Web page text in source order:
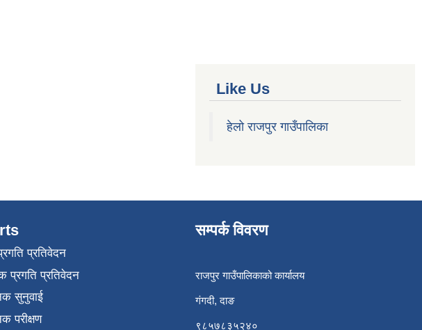
Like Us
हेलो राजपुर गाउँपालिका
प्रतिवेदन
प्रगति प्रतिवेदन
सुनुवाई
परीक्षण
सम्पर्क विवरण
राजपुर गाउँपालिकाको कार्यालय
गंगदी, दाङ
९८५७८३५२४०